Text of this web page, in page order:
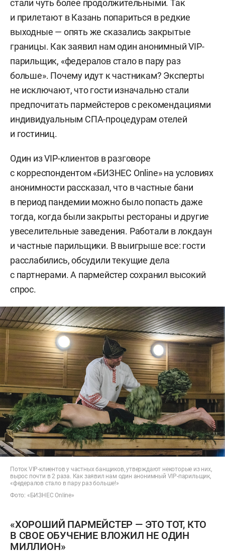
стали чуть более продолжительными. Так
и прилетают в Казань попариться в редкие
выходные — опять же сказались закрытые
границы. Как заявил нам один анонимный VIP-
парильщик, «федералов стало в пару раз
больше». Почему идут к частникам? Эксперты
не исключают, что гости изначально стали
предпочитать пармейстеров с рекомендациями
индивидуальным СПА-процедурам отелей
и гостиниц.
Один из VIP-клиентов в разговоре
с корреспондентом «БИЗНЕС Online» на условиях
анонимности рассказал, что в частные бани
в период пандемии можно было попасть даже
тогда, когда были закрыты рестораны и другие
увеселительные заведения. Работали в локдаун
и частные парильщики. В выигрыше все: гости
расслабились, обсудили текущие дела
с партнерами. А пармейстер сохранил высокий
спрос.
Поток VIP-клиентов у частных банщиков, утверждают некоторые из них,
вырос почти в 2 раза. Как заявил нам один анонимный VIP-парильщик,
«федералов стало в пару раз больше!»
Фото: «БИЗНЕС Online»
«ХОРОШИЙ ПАРМЕЙСТЕР — ЭТО ТОТ, КТО
В СВОЕ ОБУЧЕНИЕ ВЛОЖИЛ НЕ ОДИН
МИЛЛИОН»